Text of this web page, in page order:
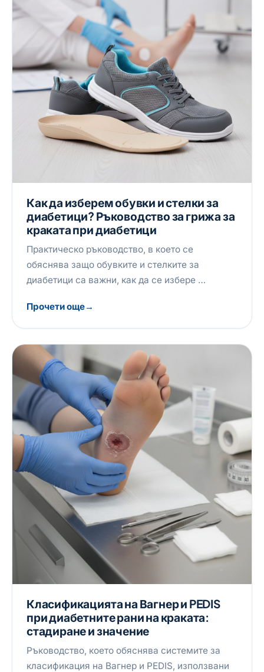
Как да изберем обувки и стелки за
диабетици? Ръководство за грижа за
краката при диабетици
Практическо ръководство, в което се
обяснява защо обувките и стелките за
диабетици са важни, как да се избере …
Прочети още
Класификацията на Вагнер и PEDIS
при диабетните рани на краката:
стадиране и значение
Ръководство, което обяснява системите за
класификация на Вагнер и PEDIS, използвани